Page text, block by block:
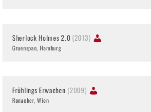
Sherlock Holmes 2.0 (2013)
Gruenspan, Hamburg
Frühlings Erwachen (2009)
Ronacher, Wien